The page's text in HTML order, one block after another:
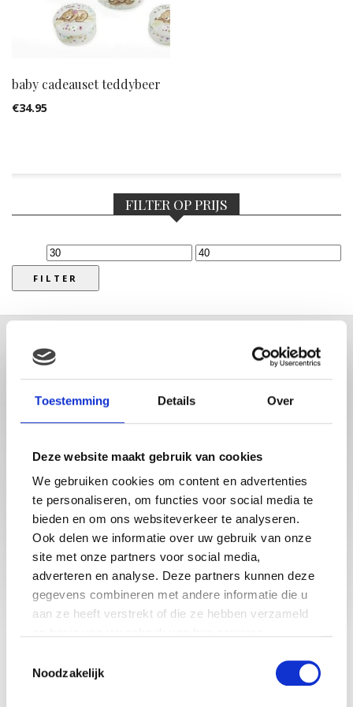
Toestemming Details Over
Deze website maakt gebruik van cookies
We gebruiken cookies om content en advertenties
te personaliseren, om functies voor social media te
bieden en om ons websiteverkeer te analyseren.
Ook delen we informatie over uw gebruik van onze
site met onze partners voor social media,
adverteren en analyse. Deze partners kunnen deze
gegevens combineren met andere informatie die u
aan ze heeft verstrekt of die ze hebben verzameld
Noodzakelijk
baby cadeauset teddybeer
€34.95
FILTER OP PRIJS
Min.
prijs
Max.
FILTER
Babystraatje.nl is een uniek platform voor aanstaande en
jonge moeders. Een online ontmoetingsplek vol
inspirerende blogs en handige artikelen op het gebied van
zwangerschap, moederschap, babyproducten, lifestyle en
fashion. Babystraatje.nl, het leukste online (winkel)straatje
voor jou en je kleintje.
DEZE HEMA ZWANGERSCHAPSONDERGOED ESSENTIALS HAD JE
LIEVER EERDER ONTDEKT